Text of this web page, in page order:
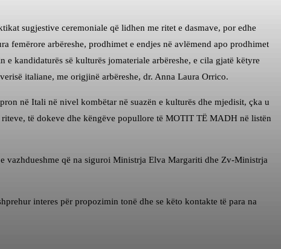
sugjestive ceremoniale që lidhen me ritet e dasmave, por edhe
femërore arbëreshe, prodhimet e endjes në avlëmend apo prodhimet
kandidaturës së kulturës jomateriale arbëreshe, e cila gjatë këtyre
italiane, me origjinë arbëreshe, dr. Anna Laura Orrico.
në Itali në nivel kombëtar në suazën e kulturës dhe mjedisit, çka u
të dokeve dhe këngëve popullore të MOTIT TË MADH në listën
vazhdueshme që na siguroi Ministrja Elva Margariti dhe Zv-Ministrja
interes për propozimin tonë dhe se këto kontakte të para na